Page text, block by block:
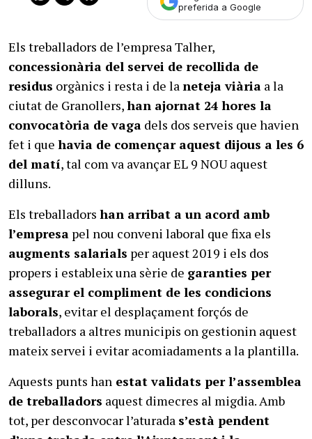
preferida a Google
Els treballadors de l’empresa Talher,
concessionària del servei de recollida de
residus orgànics i resta i de laneteja viària a la
ciutat de Granollers,han ajornat 24 hores la
convocatòria de vaga dels dos serveis que havien
fet i que havia de començar aquest dijous a les 6
del matí, tal com va avançar EL 9 NOU aquest
dilluns.
Els treballadors han arribat a un acord amb
l’empresa pel nou conveni laboral que fixa els
augments salarials per aquest 2019 i els dos
propers i estableix una sèrie de garanties per
assegurar el compliment de les condicions
laborals, evitar el desplaçament forçós de
treballadors a altres municipis on gestionin aquest
mateix servei i evitar acomiadaments a la plantilla.
Aquests punts han estat validats per l’assemblea
de treballadors aquest dimecres al migdia. Amb
tot, per desconvocar l’aturada s’està pendent